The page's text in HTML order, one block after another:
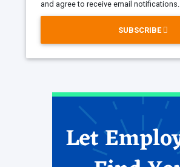
and agree to receive email notifications.
SUBSCRIBE